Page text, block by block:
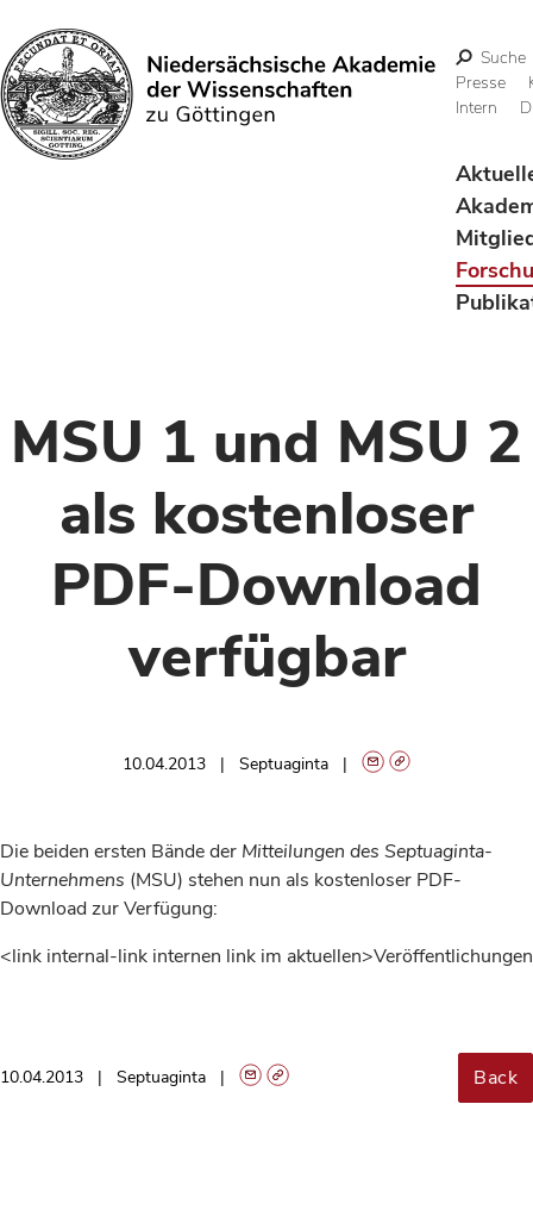
Suchen
Suche
Presse
Intern
MSU 1 und MSU 2
als kostenloser
PDF-Download
verfügbar
10.04.2013 Septuaginta
Die beiden ersten Bände der Mitteilungen des Septuaginta-
Unternehmens (MSU) stehen nun als kostenloser PDF-
Download zur Verfügung:
<link internal-link internen link im aktuellen>Veröffentlichungen
10.04.2013 Septuaginta Back